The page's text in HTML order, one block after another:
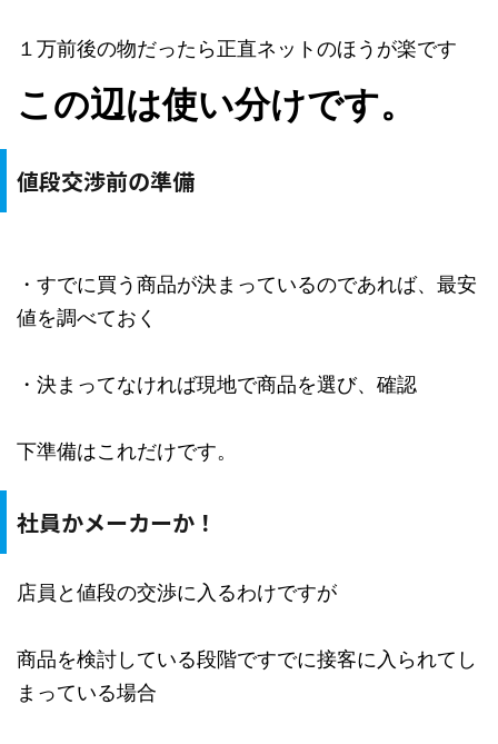
１万前後の物だったら正直ネットのほうが楽です
この辺は使い分けです。
値段交渉前の準備
・すでに買う商品が決まっているのであれば、最安
値を調べておく
・決まってなければ現地で商品を選び、確認
下準備はこれだけです。
社員かメーカーか！
店員と値段の交渉に入るわけですが
商品を検討している段階ですでに接客に入られてし
まっている場合